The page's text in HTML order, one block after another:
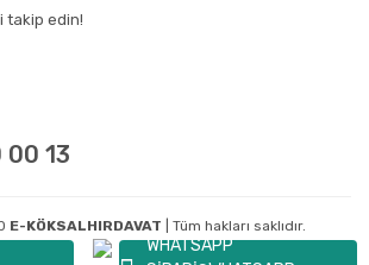
WHATSAPP
takip edin!
13
E-KÖKSALHIRDAVAT | Tüm hakları saklıdır.